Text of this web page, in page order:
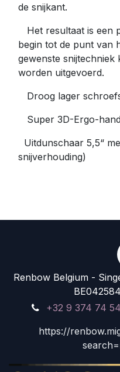
de snijkant.
Het resultaat is een
begin tot de punt van
gewenste snijtechniek
worden uitgevoerd.
Droog lager
Super 3D-Ergo-
Uitdunschaar 5,5“
snijverhouding)
Renbow Belgium -
+32 9 374 74 54
https://